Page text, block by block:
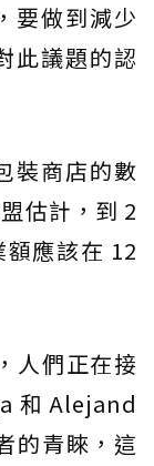
要做到減少
此議題的認
裝商店的數
估計，到 2
應該在 12
人們正在接
和 Alejand
的青睞，這